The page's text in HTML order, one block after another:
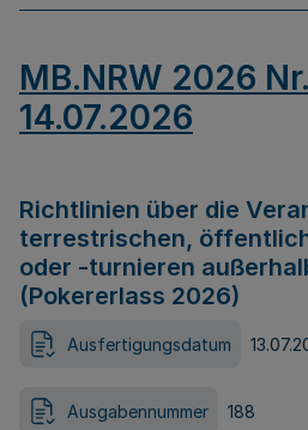
MB.NRW 2026
14.07.2026
Richtlinien über die
terrestrischen,
oder -turnieren
(Pokererlass 2026)
Ausfertigungsdatum
Ausgabennummer 188